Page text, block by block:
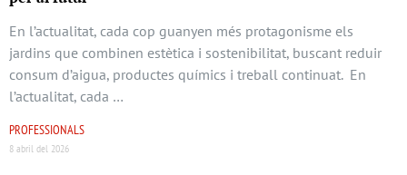
En l’actualitat, cada cop guanyen més protagonisme els
jardins que combinen estètica i sostenibilitat, buscant reduir
consum d’aigua, productes químics i treball continuat. En
l’actualitat, cada …
PROFESSIONALS
8 abril del 2026